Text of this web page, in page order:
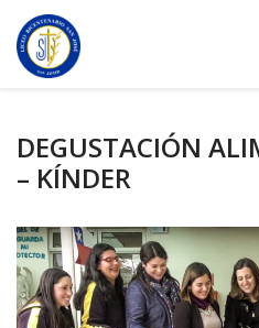
DEGUSTACIÓN
– KÍNDER